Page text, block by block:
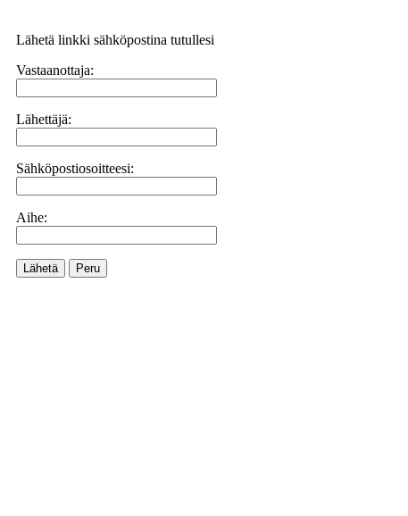
Lähetä linkki sähköpostina tutullesi
Vastaanottaja:
Lähettäjä:
Sähköpostiosoitteesi:
Aihe:
Lähetä Peru